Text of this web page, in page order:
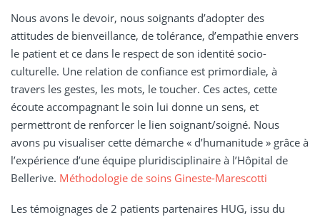
Nous avons le devoir, nous soignants d’adopter des
attitudes de bienveillance, de tolérance, d’empathie envers
le patient et ce dans le respect de son identité socio-
culturelle. Une relation de confiance est primordiale, à
travers les gestes, les mots, le toucher. Ces actes, cette
écoute accompagnant le soin lui donne un sens, et
permettront de renforcer le lien soignant/soigné. Nous
avons pu visualiser cette démarche « d’humanitude » grâce à
l’expérience d’une équipe pluridisciplinaire à l’Hôpital de
Bellerive. Méthodologie de soins Gineste-Marescotti
Les témoignages de 2 patients partenaires HUG, issu du